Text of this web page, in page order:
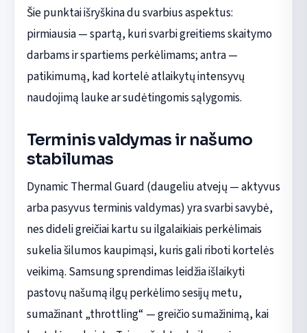
Šie punktai išryškina du svarbius aspektus:
pirmiausia — spartą, kuri svarbi greitiems skaitymo
darbams ir spartiems perkėlimams; antra —
patikimumą, kad kortelė atlaikytų intensyvų
naudojimą lauke ar sudėtingomis sąlygomis.
Terminis valdymas ir našumo
stabilumas
Dynamic Thermal Guard (daugeliu atvejų — aktyvus
arba pasyvus terminis valdymas) yra svarbi savybė,
nes dideli greičiai kartu su ilgalaikiais perkėlimais
sukelia šilumos kaupimąsi, kuris gali riboti kortelės
veikimą. Samsung sprendimas leidžia išlaikyti
pastovų našumą ilgų perkėlimo sesijų metu,
sumažinant „throttling“ — greičio sumažinimą, kai